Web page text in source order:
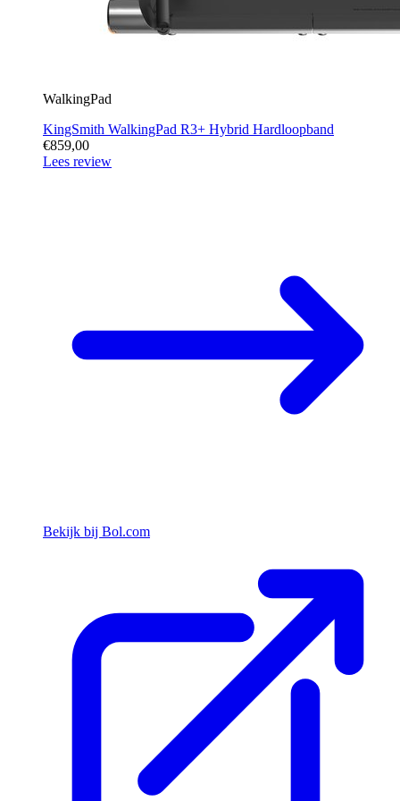
WalkingPad
KingSmith WalkingPad R3+ Hybrid Hardloopband
€859,00
Lees review
Bekijk bij Bol.com